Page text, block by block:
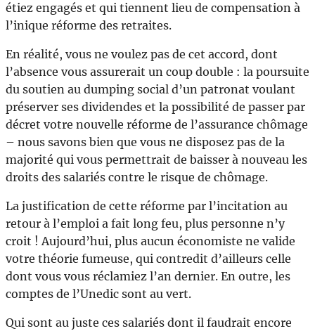
étiez engagés et qui tiennent lieu de compensation à
l’inique réforme des retraites.
En réalité, vous ne voulez pas de cet accord, dont
l’absence vous assurerait un coup double : la poursuite
du soutien au dumping social d’un patronat voulant
préserver ses dividendes et la possibilité de passer par
décret votre nouvelle réforme de l’assurance chômage
– nous savons bien que vous ne disposez pas de la
majorité qui vous permettrait de baisser à nouveau les
droits des salariés contre le risque de chômage.
La justification de cette réforme par l’incitation au
retour à l’emploi a fait long feu, plus personne n’y
croit ! Aujourd’hui, plus aucun économiste ne valide
votre théorie fumeuse, qui contredit d’ailleurs celle
dont vous vous réclamiez l’an dernier. En outre, les
comptes de l’Unedic sont au vert.
Qui sont au juste ces salariés dont il faudrait encore